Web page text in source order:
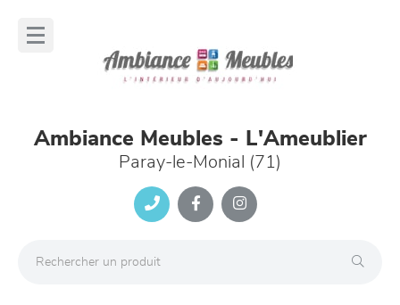
Ambiance Meubles - L'Ameublier
Paray-le-Monial (71)